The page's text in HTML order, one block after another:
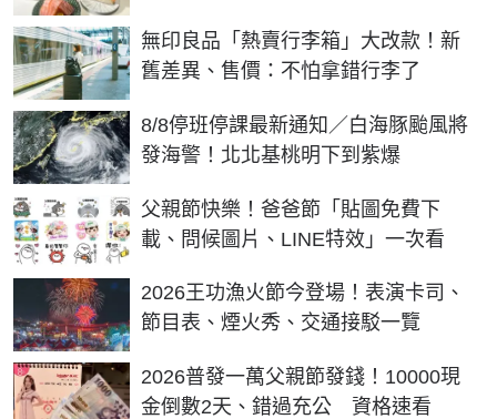
無印良品「熱賣行李箱」大改款！新
舊差異、售價：不怕拿錯行李了
8/8停班停課最新通知／白海豚颱風將
發海警！北北基桃明下到紫爆
父親節快樂！爸爸節「貼圖免費下
載、問候圖片、LINE特效」一次看
2026王功漁火節今登場！表演卡司、
節目表、煙火秀、交通接駁一覽
2026普發一萬父親節發錢！10000現
金倒數2天、錯過充公 資格速看